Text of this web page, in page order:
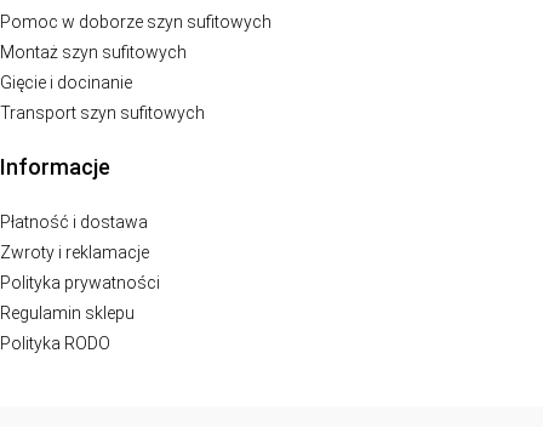
Pomoc w doborze szyn sufitowych
Montaż szyn sufitowych
Gięcie i docinanie
Transport szyn sufitowych
Informacje
Płatność i dostawa
Zwroty i reklamacje
Polityka prywatności
Regulamin sklepu
Polityka RODO